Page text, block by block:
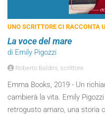
UNO SCRITTORE CI RACCONTA
La voce del mare
di Emily Pigozzi
Roberto Baldini, scrittore
Emma Books, 2019 - Un
cambierà la vita. Emily
retrogusto amaro, una storia